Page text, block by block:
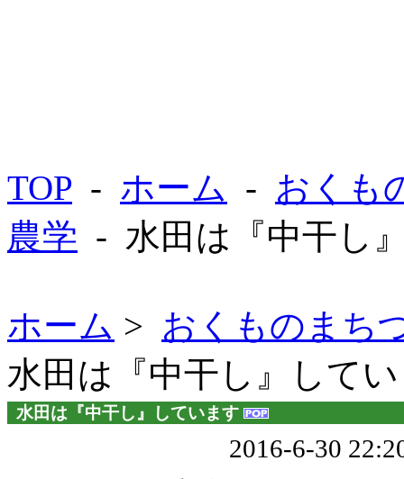
TOP - ホーム - おくも
農学 - 水田は『中干し
ホーム > おくものまち
水田は『中干し』して
水田は『中干し』しています
2016-6-30